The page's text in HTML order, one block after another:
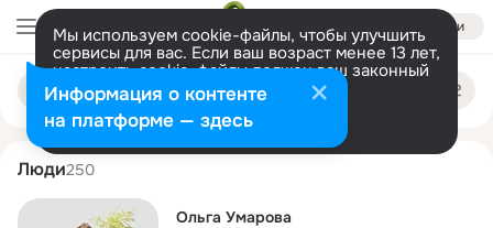
Войти
Мы используем cookie-файлы, чтобы улучшить
сервисы для вас. Если ваш возраст менее 13 лет,
настроить cookie-файлы должен ваш законный
представитель. Больше информации
Разрешить все Настроить
Поиск
людям
olga umarova
Люди250
Ольга Умарова
Информация о контенте
на платформе — здесь